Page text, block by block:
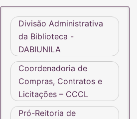
Divisão Administrativa
da Biblioteca -
DABIUNILA
Coordenadoria de
Compras, Contratos e
Licitações – CCCL
Pró-Reitoria de